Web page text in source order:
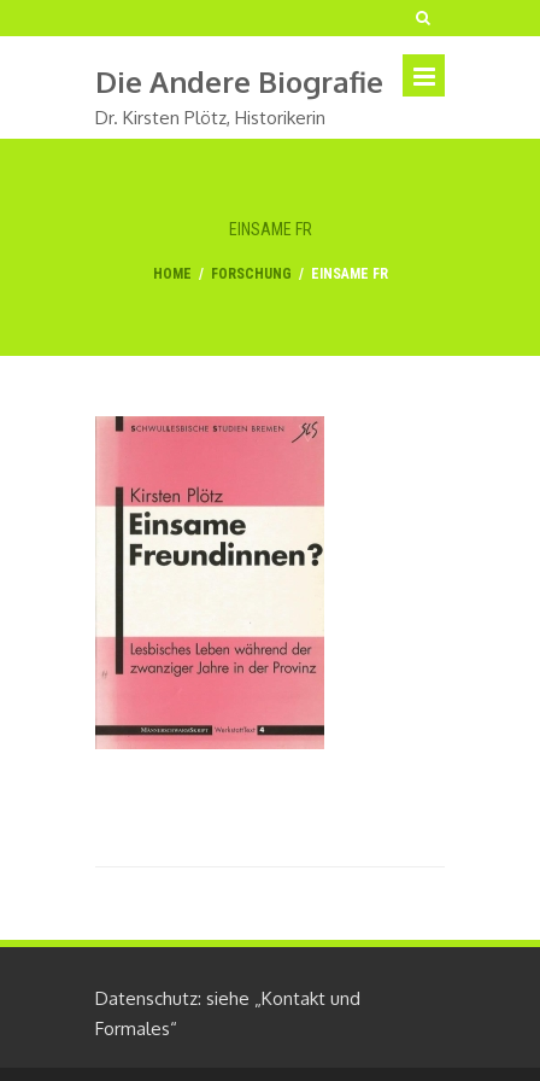
Die Andere Biografie
Dr. Kirsten Plötz, Historikerin
EINSAME FR
HOME / FORSCHUNG / EINSAME FR
Datenschutz: siehe „Kontakt und
Formales“